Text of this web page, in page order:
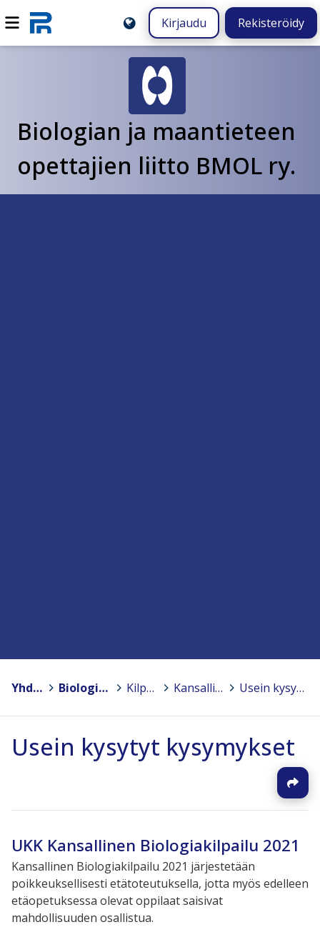
Kirjaudu Rekisteröidy
Biologian ja maantieteen
opettajien liitto BMOL ry.
Yhdistykset Biologian ja maantieteen opettajien liitto BMOL ry. > Kilpailut ja matkat > Kansalliset biologia- ja maantiedekilpailut lukiolaisille > Usein kysytyt kysymykset
Usein kysytyt kysymykset
UKK Kansallinen Biologiakilpailu 2021
Kansallinen Biologiakilpailu 2021 järjestetään
poikkeuksellisesti etätoteutuksella, jotta myös edelleen
etäopetuksessa olevat oppilaat saisivat
mahdollisuuden osallistua.